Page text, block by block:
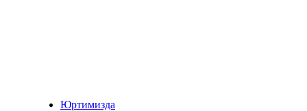
Юртимизда